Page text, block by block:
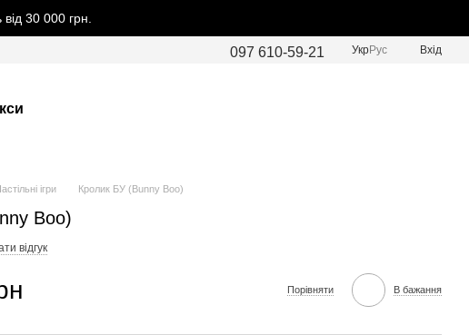
30 000 грн.
097 610-59-21 УкрРус Вхід
ігри Кролик БУ (Bunny Boo)
Boo)
відгук
Порівняти В бажання